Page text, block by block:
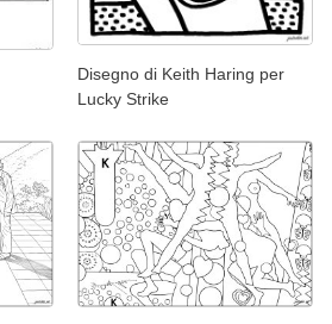
Disegno di Keith Haring per
Lucky Strike